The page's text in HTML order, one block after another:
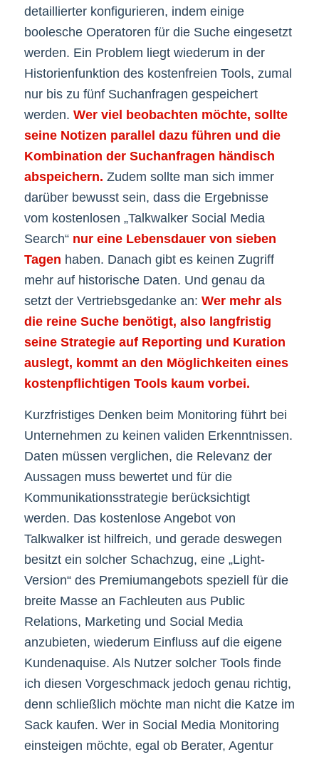
detaillierter konfigurieren, indem einige
boolesche Operatoren für die Suche eingesetzt
werden. Ein Problem liegt wiederum in der
Historienfunktion des kostenfreien Tools, zumal
nur bis zu fünf Suchanfragen gespeichert
werden. Wer viel beobachten möchte, sollte
seine Notizen parallel dazu führen und die
Kombination der Suchanfragen händisch
abspeichern. Zudem sollte man sich immer
darüber bewusst sein, dass die Ergebnisse
vom kostenlosen „Talkwalker Social Media
Search“ nur eine Lebensdauer von sieben
Tagen haben. Danach gibt es keinen Zugriff
mehr auf historische Daten. Und genau da
setzt der Vertriebsgedanke an: Wer mehr als
die reine Suche benötigt, also langfristig
seine Strategie auf Reporting und Kuration
auslegt, kommt an den Möglichkeiten eines
kostenpflichtigen Tools kaum vorbei.
Kurzfristiges Denken beim Monitoring führt bei
Unternehmen zu keinen validen Erkenntnissen.
Daten müssen verglichen, die Relevanz der
Aussagen muss bewertet und für die
Kommunikationsstrategie berücksichtigt
werden. Das kostenlose Angebot von
Talkwalker ist hilfreich, und gerade deswegen
besitzt ein solcher Schachzug, eine „Light-
Version“ des Premiumangebots speziell für die
breite Masse an Fachleuten aus Public
Relations, Marketing und Social Media
anzubieten, wiederum Einfluss auf die eigene
Kundenaquise. Als Nutzer solcher Tools finde
ich diesen Vorgeschmack jedoch genau richtig,
denn schließlich möchte man nicht die Katze im
Sack kaufen. Wer in Social Media Monitoring
einsteigen möchte, egal ob Berater, Agentur